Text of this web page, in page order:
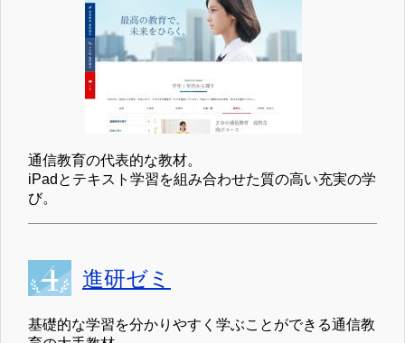
通信教育の代表的な教材。
iPadとテキスト学習を組み合わせた質の高い充実の学
び。
進研ゼミ
基礎的な学習を分かりやすく学ぶことができる通信教